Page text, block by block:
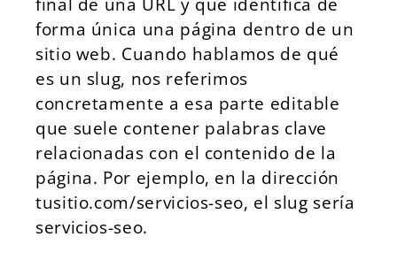
forma única una página dentro de un
sitio web. Cuando hablamos de qué
es un slug, nos referimos
concretamente a esa parte editable
que suele contener palabras clave
relacionadas con el contenido de la
página. Por ejemplo, en la dirección
tusitio.com/servicios-seo, el slug sería
servicios-seo.